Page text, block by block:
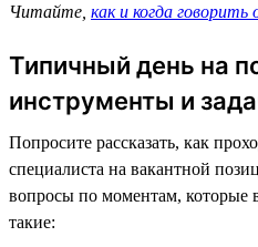
Читайте, как и когда говорить
Типичный день на
инструменты и
Попросите рассказать, как
специалиста на вакантной
вопросы по моментам, которые
такие: